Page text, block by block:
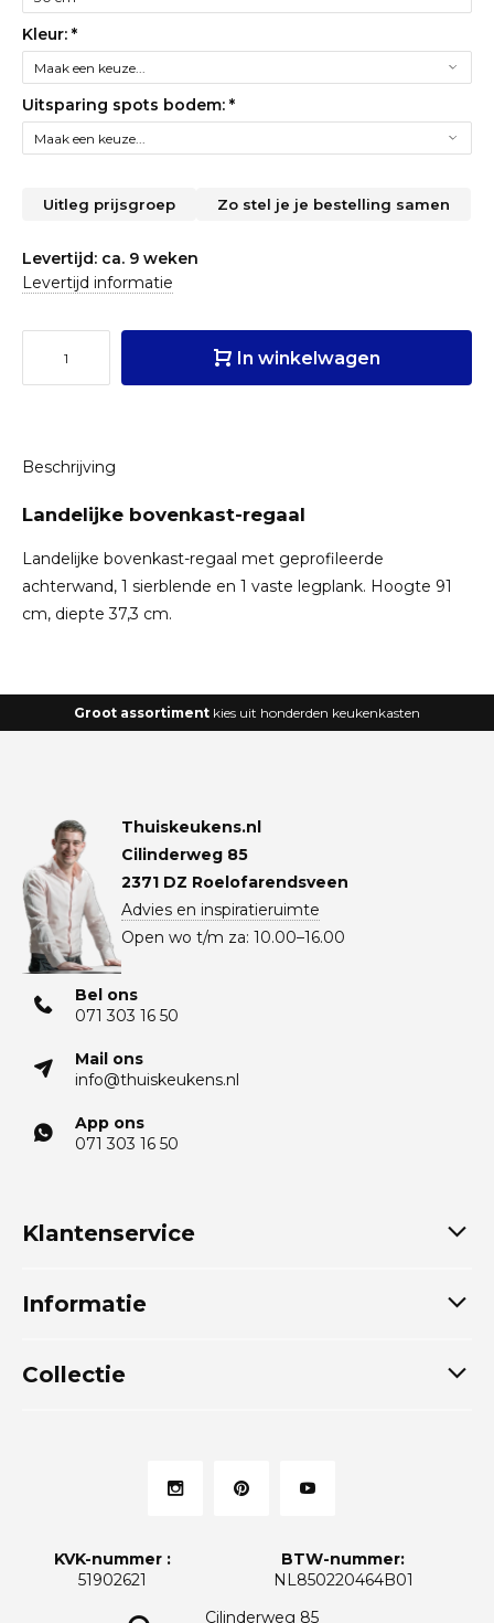
Kleur: *
Uitsparing spots bodem: *
Uitleg prijsgroep Zo stel je je bestelling samen
Levertijd: ca. 9 weken
Levertijd informatie
In winkelwagen
Beschrijving
Landelijke bovenkast-regaal
Landelijke bovenkast-regaal met geprofileerde
achterwand, 1 sierblende en 1 vaste legplank. Hoogte 91
cm, diepte 37,3 cm.
Groot assortiment kies uit honderden keukenkasten
Thuiskeukens.nl
Cilinderweg 85
2371 DZ Roelofarendsveen
Advies en inspiratieruimte
Open wo t/m za: 10.00–16.00
Bel ons
071 303 16 50
Mail ons
info@thuiskeukens.nl
App ons
071 303 16 50
Klantenservice
Informatie
Collectie
Cilinderweg 85
KVK-nummer :
51902621
BTW-nummer:
NL850220464B01